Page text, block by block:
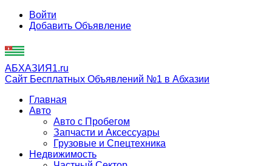
Войти
Добавить Объявление
АБХАЗИЯ1.ru
Сайт Бесплатных Объявлений №1 в Абхазии
Главная
Авто
Авто с Пробегом
Запчасти и Аксессуары
Грузовые и Спецтехника
Недвижимость